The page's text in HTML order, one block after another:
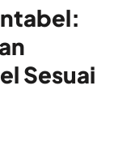
Sesuai